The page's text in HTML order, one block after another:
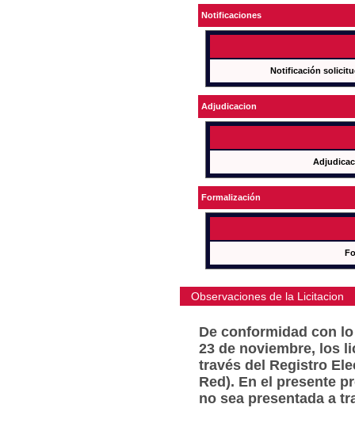
Notificaciones
Notificación
Adjudicacion
Formalización
Observaciones de la Licitacion
De conformidad con
23 de noviembre, los
través del Registro
Red). En el presente
no sea presentada a